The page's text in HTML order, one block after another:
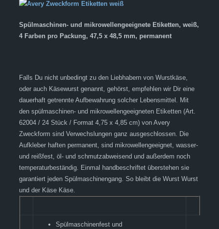
Spülmaschinen- und mikrowellengeeignete Etiketten, weiß,
4 Farben pro Packung, 47,5 x 48,5 mm, permanent
Falls Du nicht unbedingt zu den Liebhabern von Wurstkäse,
oder auch Käsewurst genannt, gehörst, empfehlen wir Dir eine
dauerhaft getrennte Aufbewahrung solcher Lebensmittel. Mit
den spülmaschinen- und mikrowellengeeigneten Etiketten (Art.
62004 / 24 Stück / Format 4,75 x 4,85 cm) von Avery
Zweckform sind Verwechslungen ganz ausgeschlossen. Die
Aufkleber haften permanent, sind mikrowellengeeignet, wasser-
und reißfest, öl- und schmutzabweisend und außerdem noch
temperaturbeständig. Einmal handbeschriftet überstehen sie
garantiert jeden Spülmaschinengang. So bleibt die Wurst Wurst
und der Käse Käse.
Spülmaschinenfest und